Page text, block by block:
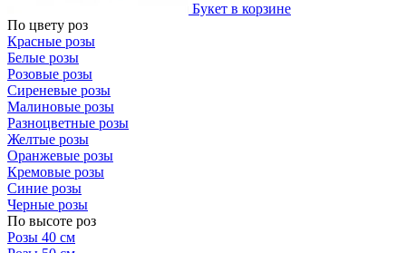
Букет в корзине
По цвету роз
Красные розы
Белые розы
Розовые розы
Сиреневые розы
Малиновые розы
Разноцветные розы
Желтые розы
Оранжевые розы
Кремовые розы
Синие розы
Черные розы
По высоте роз
Розы 40 см